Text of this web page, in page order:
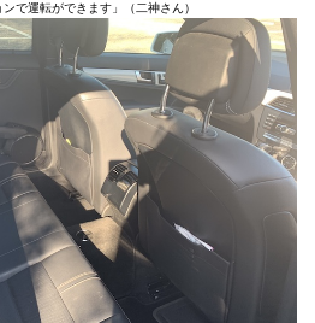
で運転ができます」（二神さん）